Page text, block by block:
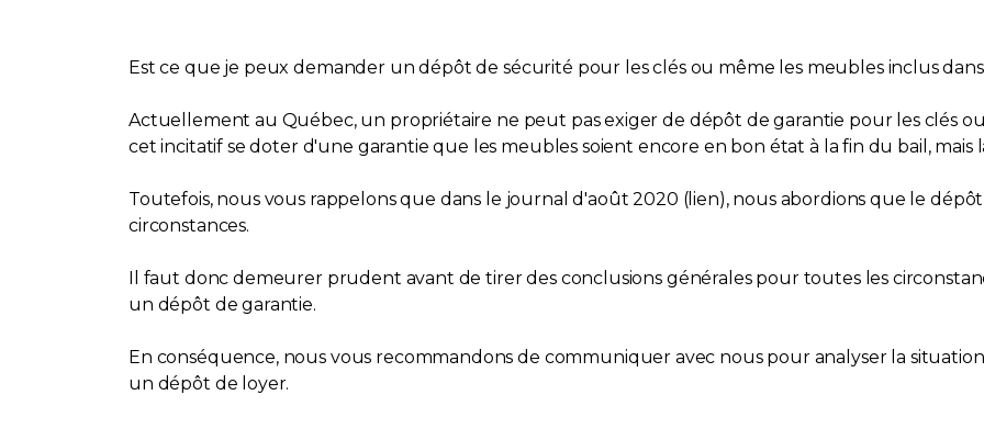
Est ce que je peux demander un dépôt de sécurité pour les clés ou même les meubles inclus
Actuellement au Québec, un propriétaire ne peut pas exiger de dépôt de garantie pour les clés
cet incitatif se doter d'une garantie que les meubles soient encore en bon état à la fin du bail, mais
Toutefois, nous vous rappelons que dans le journal d'août 2020 (lien), nous abordions que le
circonstances.
Il faut donc demeurer prudent avant de tirer des conclusions générales pour toutes les
un dépôt de garantie.
En conséquence, nous vous recommandons de communiquer avec nous pour analyser la
un dépôt de loyer.